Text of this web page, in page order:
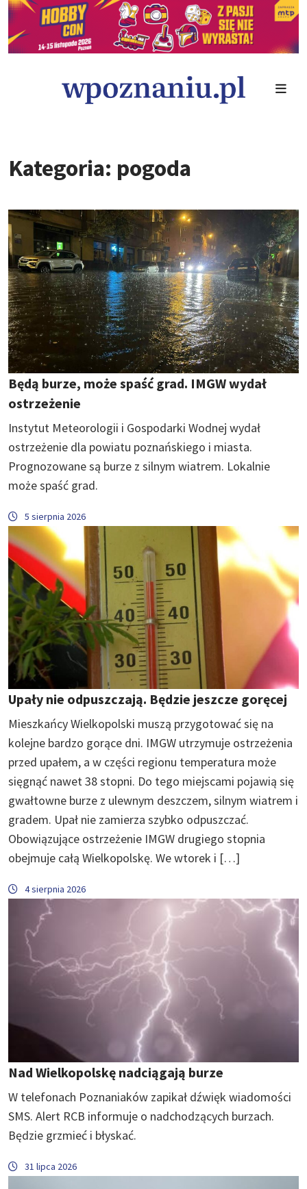
Kategoria: pogoda
Będą burze, może spaść grad. IMGW wydał
ostrzeżenie
Instytut Meteorologii i Gospodarki Wodnej wydał
ostrzeżenie dla powiatu poznańskiego i miasta.
Prognozowane są burze z silnym wiatrem. Lokalnie
może spaść grad.
5 sierpnia 2026
Upały nie odpuszczają. Będzie jeszcze goręcej
Mieszkańcy Wielkopolski muszą przygotować się na
kolejne bardzo gorące dni. IMGW utrzymuje ostrzeżenia
przed upałem, a w części regionu temperatura może
sięgnąć nawet 38 stopni. Do tego miejscami pojawią się
gwałtowne burze z ulewnym deszczem, silnym wiatrem i
gradem. Upał nie zamierza szybko odpuszczać.
Obowiązujące ostrzeżenie IMGW drugiego stopnia
obejmuje całą Wielkopolskę. We wtorek i […]
4 sierpnia 2026
Nad Wielkopolskę nadciągają burze
W telefonach Poznaniaków zapikał dźwięk wiadomości
SMS. Alert RCB informuje o nadchodzących burzach.
Będzie grzmieć i błyskać.
31 lipca 2026